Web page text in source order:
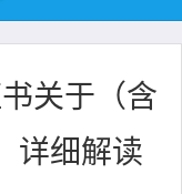
关于（含
详细解读